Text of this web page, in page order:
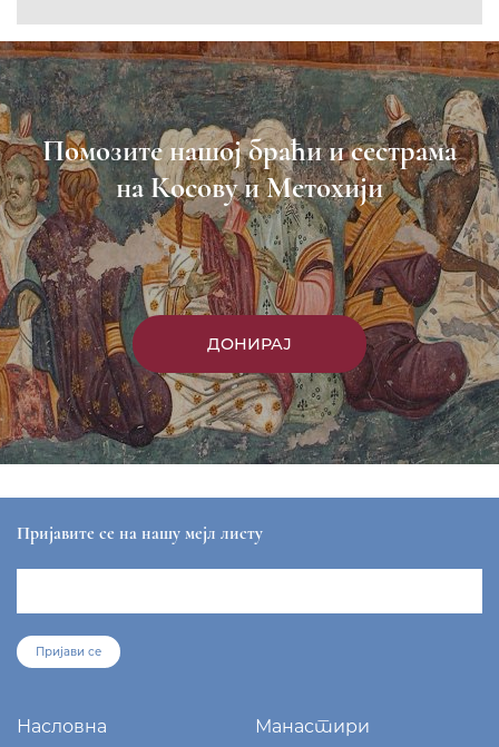
Помозите нашој браћи и сестрама
на Косову и Метохији
ДОНИРАЈ
Пријавите се на нашу мејл листу
Пријави се
Насловна
Манастири